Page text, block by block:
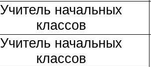
Учитель начальных
классов
Учитель начальных
классов